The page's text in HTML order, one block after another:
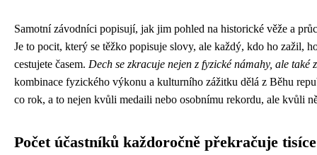
Samotní závodníci popisují, jak jim pohled na historické věže a
Je to pocit, který se těžko popisuje slovy, ale každý, kdo ho zažil,
cestujete časem. Dech se zkracuje nejen z fyzické námahy, ale také
kombinace fyzického výkonu a kulturního zážitku dělá z Běhu
co rok, a to nejen kvůli medaili nebo osobnímu rekordu, ale kvůli
Počet účastníků každoročně překračuje